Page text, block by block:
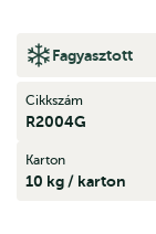
Fagyasztott
Cikkszám
R2004G
Karton
10 kg / karton